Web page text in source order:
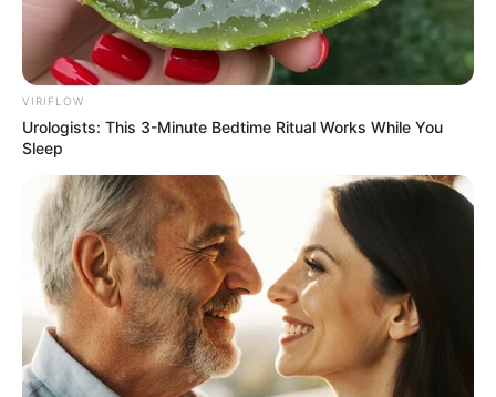
VIRIFLOW
Urologists: This 3-Minute Bedtime Ritual Works While You
Sleep